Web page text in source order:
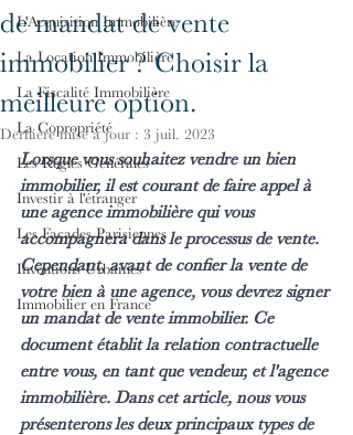
L'Acquisition Immobilière
La Location Immobilière
La Fiscalité Immobilière
La Copropriété
Les Règles Générales
Investir à l'étranger
Les Façades Parisiennes
Inventions Urbaines
Immobilier en France
de mandat de vente
immobilier ? Choisir la
meilleure option.
Dernière mise à jour : 3 juil. 2023
Lorsque vous souhaitez vendre un bien
immobilier, il est courant de faire appel à
une agence immobilière qui vous
accompagnera dans le processus de vente.
Cependant, avant de confier la vente de
votre bien à une agence, vous devrez signer
un mandat de vente immobilier. Ce
document établit la relation contractuelle
entre vous, en tant que vendeur, et l'agence
immobilière. Dans cet article, nous vous
présenterons les deux principaux types de